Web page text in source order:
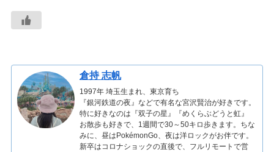
倉持 志帆
1997年 埼玉生まれ、東京育ち
『銀河鉄道の夜』などで有名な宮沢賢治が好きです。
特に好きなのは『双子の星』『めくらぶどうと虹』
お散歩も好きで、1週間で30～50キロ歩きます。ちな
みに、昼はPokémonGo、夜は洋ロックがお伴です。
新卒はコロナショックの直後で、フルリモートで営